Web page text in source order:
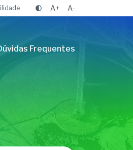
A+ A-
Frequentes